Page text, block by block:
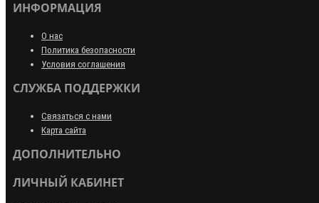
ИНФОРМАЦИЯ
О нас
Политика безопасности
Условия соглашения
СЛУЖБА ПОДДЕРЖКИ
Связаться с нами
Карта сайта
ДОПОЛНИТЕЛЬНО
ЛИЧНЫЙ КАБИНЕТ